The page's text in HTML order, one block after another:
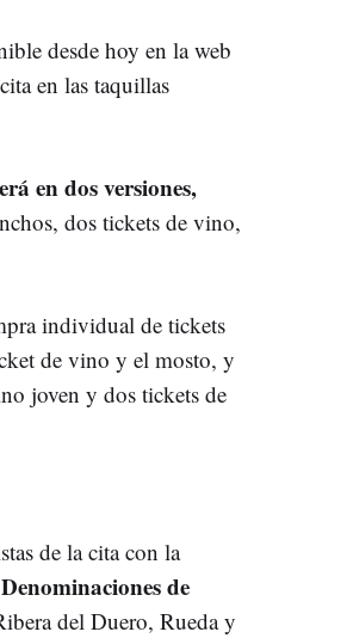
desde hoy en la web
en las taquillas
en dos versiones,
dos tickets de vino,
individual de tickets
de vino y el mosto, y
joven y dos tickets de
de la cita con la
de
del Duero, Rueda y